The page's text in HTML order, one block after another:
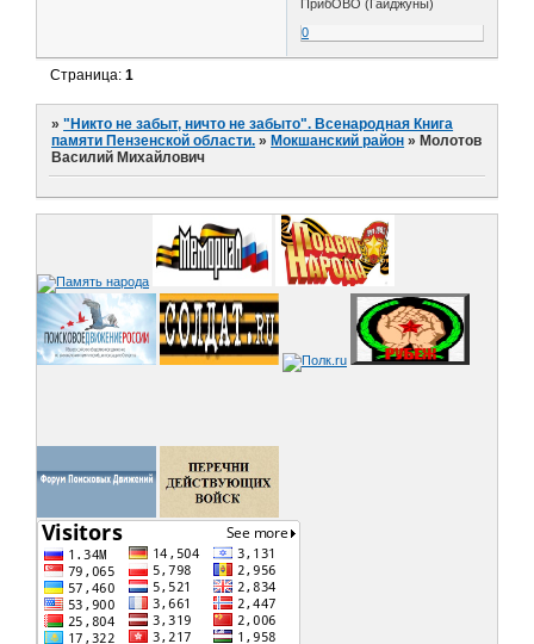
ПрибОВО (Гайджуны)
0
Страница:1
»"Никто не забыт, ничто не забыто". Всенародная Книга
памяти Пензенской области. » Мокшанский район » Молотов
Василий Михайлович